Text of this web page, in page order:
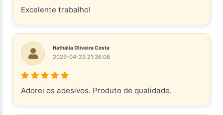
Excelente trabalho!
Nathália Oliveira Costa
2026-04-23 21:36:08
Adorei os adesivos. Produto de qualidade.